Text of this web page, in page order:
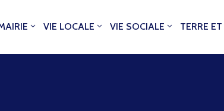
VIE LOCALE VIE SOCIALE TERRE